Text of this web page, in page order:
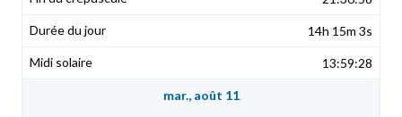
14h 15m 3s
13:59:28
mar., août 11